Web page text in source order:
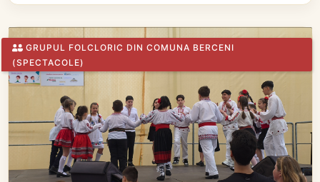
GRUPUL FOLCLORIC DIN COMUNA BERCENI
(SPECTACOLE)